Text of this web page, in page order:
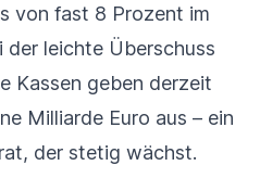
von fast 8 Prozent im
leichte Überschuss
Kassen geben derzeit
Milliarde Euro aus – ein
der stetig wächst.